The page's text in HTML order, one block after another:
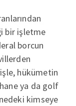
bir işletme
borcun
hükümetin
ya da golf
kimseye